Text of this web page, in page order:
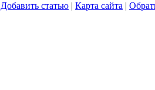
Добавить статью | Карта сайта |